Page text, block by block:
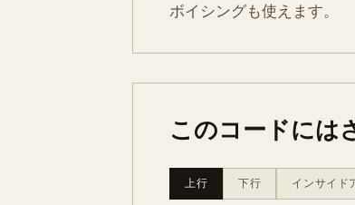
ボイシングも使えます。
このコードには
上行 下行 インサイド